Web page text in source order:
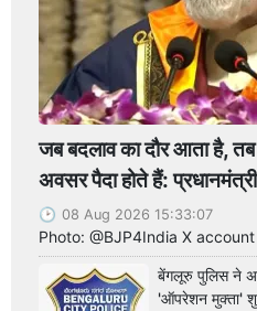
जब बदलाव का दौर आता है,
अवसर पैदा होते हैं: प्रधानमंत्री
08 Aug 2026 15:33:07
Photo: @BJP4India X account
बेंगलूरु पुलिस ने
'ऑपरेशन मुक्ता'